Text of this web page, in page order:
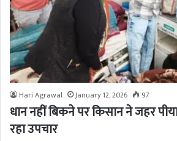
Hari Agrawal January 12, 2026 97
धान नहीं बिकने पर किसान ने जहर
रहा उपचार